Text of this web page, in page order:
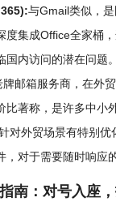
与Gmail类似，
度集成Office全家桶
内访问的潜在问题。
牌邮箱服务商，在外
著称，是许多中小
对外贸场景有特别优
对于需要随时响应
南：对号入座